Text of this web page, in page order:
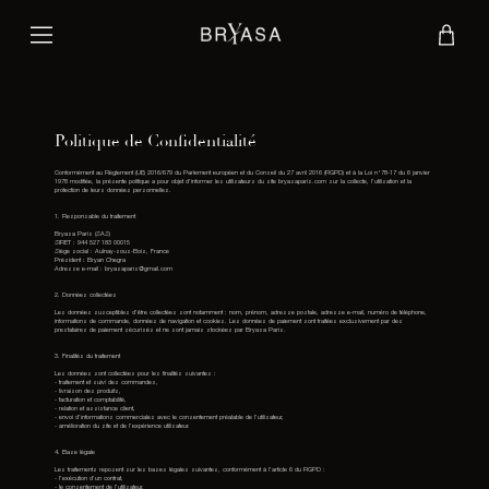
Politique de Confidentialité
Conformément au Règlement (UE) 2016/679 du Parlement européen et du Conseil du 27 avril 2016 (RGPD) et à la Loi n°78-17 du 6 janvier
1978 modifiée, la présente politique a pour objet d’informer les utilisateurs du site bryasaparis.com sur la collecte, l’utilisation et la
protection de leurs données personnelles.
1. Responsable du traitement
Bryasa Paris (SAS)
SIRET : 944 527 183 00015
Siège social : Aulnay-sous-Bois, France
Président : Bryan Chegra
Adresse e-mail : bryasaparis@gmail.com
2. Données collectées
Les données susceptibles d’être collectées sont notamment : nom, prénom, adresse postale, adresse e-mail, numéro de téléphone,
informations de commande, données de navigation et cookies. Les données de paiement sont traitées exclusivement par des
prestataires de paiement sécurisés et ne sont jamais stockées par Bryasa Paris.
3. Finalités du traitement
Les données sont collectées pour les finalités suivantes :
- traitement et suivi des commandes,
- livraison des produits,
- facturation et comptabilité,
- relation et assistance client,
- envoi d’informations commerciales avec le consentement préalable de l’utilisateur,
- amélioration du site et de l’expérience utilisateur.
4. Base légale
Les traitements reposent sur les bases légales suivantes, conformément à l’article 6 du RGPD :
- l’exécution d’un contrat,